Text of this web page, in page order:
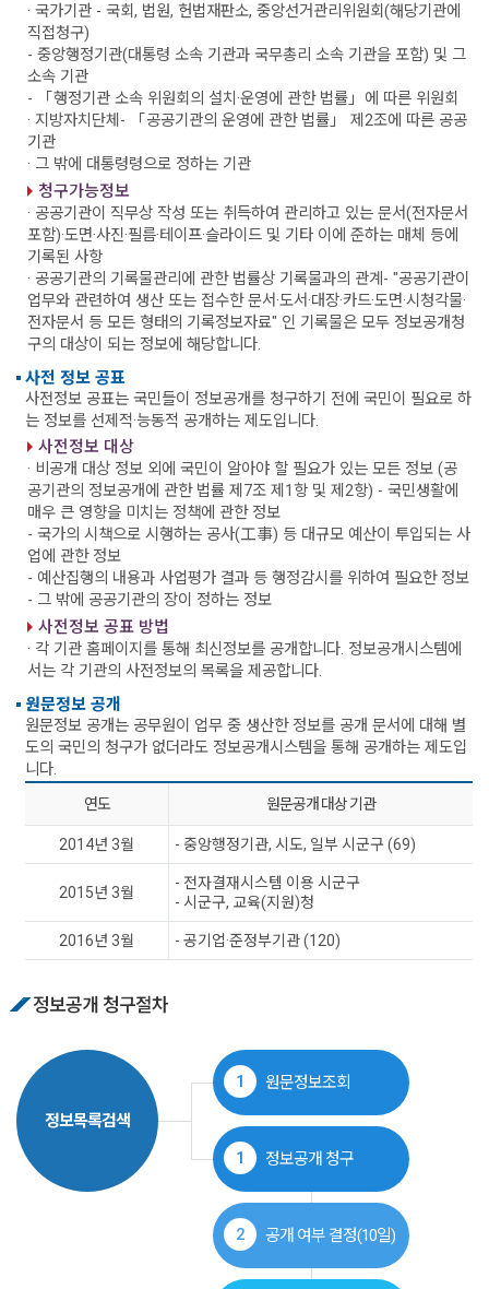
· 국가기관 - 국회, 법원, 헌법재판소, 중앙선거관리위원회(해당기관에
직접청구)
- 중앙행정기관(대통령 소속 기관과 국무총리 소속 기관을 포함) 및 그
소속 기관
- 「행정기관 소속 위원회의 설치·운영에 관한 법률」에 따른 위원회
· 지방자치단체 - 「공공기관의 운영에 관한 법률」 제2조에 따른 공공
기관
· 그 밖에 대통령령으로 정하는 기관
청구가능정보
· 공공기관이 직무상 작성 또는 취득하여 관리하고 있는 문서(전자문서
포함)·도면·사진·필름·테이프·슬라이드 및 기타 이에 준하는 매체 등에
기록된 사항
· 공공기관의 기록물관리에 관한 법률상 기록물과의 관계 - "공공기관이
업무와 관련하여 생산 또는 접수한 문서·도서·대장·카드·도면·시청각물·
전자문서 등 모든 형태의 기록정보자료" 인 기록물은 모두 정보공개청
구의 대상이 되는 정보에 해당합니다.
사전 정보 공표
사전정보 공표는 국민들이 정보공개를 청구하기 전에 국민이 필요로 하
는 정보를 선제적·능동적 공개하는 제도입니다.
사전정보 대상
· 비공개 대상 정보 외에 국민이 알아야 할 필요가 있는 모든 정보 (공
공기관의 정보공개에 관한 법률 제7조 제1항 및 제2항) - 국민생활에
매우 큰 영향을 미치는 정책에 관한 정보
- 국가의 시책으로 시행하는 공사(工事) 등 대규모 예산이 투입되는 사
업에 관한 정보
- 예산집행의 내용과 사업평가 결과 등 행정감시를 위하여 필요한 정보
- 그 밖에 공공기관의 장이 정하는 정보
사전정보 공표 방법
· 각 기관 홈페이지를 통해 최신정보를 공개합니다. 정보공개시스템에
서는 각 기관의 사전정보의 목록을 제공합니다.
원문정보 공개
원문정보 공개는 공무원이 업무 중 생산한 정보를 공개 문서에 대해 별
도의 국민의 청구가 없더라도 정보공개시스템을 통해 공개하는 제도입
니다.
연도 원문공개 대상 기관
2014년 3월 - 중앙행정기관, 시도, 일부 시군구 (69)
2015년 3월
- 전자결재시스템 이용 시군구
- 시군구, 교육(지원)청
2016년 3월 - 공기업·준정부기관 (120)
정보공개 청구절차
정보목록검색
1 원문정보조회
1 정보공개 청구
2 공개 여부 결정(10일)